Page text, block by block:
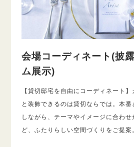
会場コーディネート(披
ム展示)
【貸切邸宅を自由にコーディネート
と装飾できるのは貸切ならでは。本
しながら、テーマやイメージに合わ
ど、ふたりらしい空間づくりをご提案